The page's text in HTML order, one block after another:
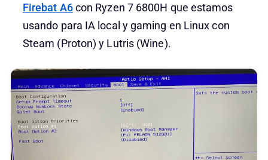
Firebat A6con Ryzen 7 6800H que estamos
usando para IA local y gaming en Linux con
Steam (Proton) y Lutris (Wine).